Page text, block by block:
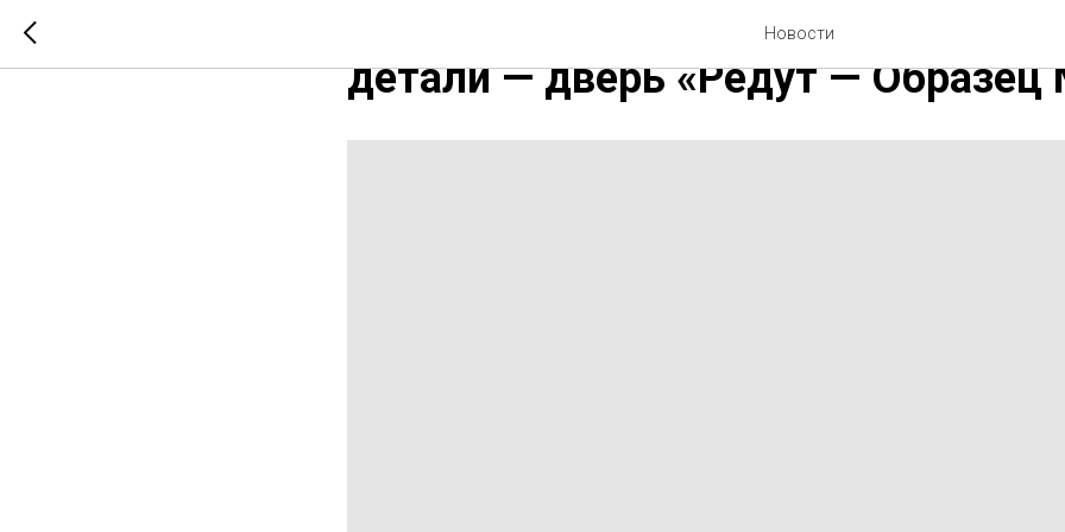
Новости
Элегантность и безопасность в
детали — дверь «Редут —